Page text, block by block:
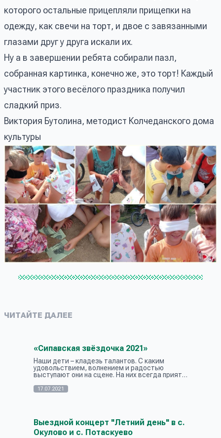
которого остальные прицепляли прищепки на
одежду, как свечи на торт, и двое с завязанными
глазами друг у друга искали их.
Ну а в завершении ребята собирали пазл,
собранная картинка, конечно же, это торт! Каждый
участник этого весёлого праздника получил
сладкий приз.
Виктория Бутолина, методист Колчеданского дома
культуры
ЧИТАЙТЕ ДАЛЕЕ
«Сипавская звёздочка 2021»
Наши дети – кладезь талантов. С каким
удовольствием, волнением и радостью
выступают они на сцене. На них всегда приятно
ребенке? Сипавский дом культуры каждый
17.07.2021
Выездной концерт "Летний день" в с.
Окулово и с. Потаскуево